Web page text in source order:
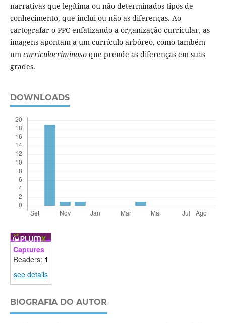
narrativas que legítima ou não determinados tipos de
conhecimento, que inclui ou não as diferenças. Ao
cartografar o PPC enfatizando a organização curricular, as
imagens apontam a um currículo arbóreo, como também
um currículocriminoso que prende as diferenças em suas
grades.
DOWNLOADS
Captures
Readers: 1
see details
BIOGRAFIA DO AUTOR